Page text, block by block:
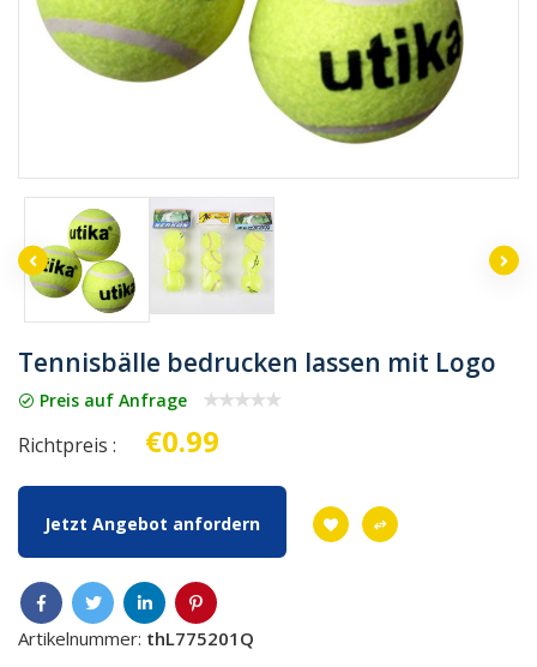
Tennisbälle bedrucken lassen mit Logo
Preis auf Anfrage
Richtpreis : €0.99
Jetzt Angebot anfordern
Artikelnummer: thL775201Q